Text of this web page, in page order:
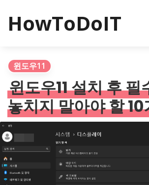
HowToDoIT
윈도우11
윈도우11 설치 후 필
놓치지 말아야 할